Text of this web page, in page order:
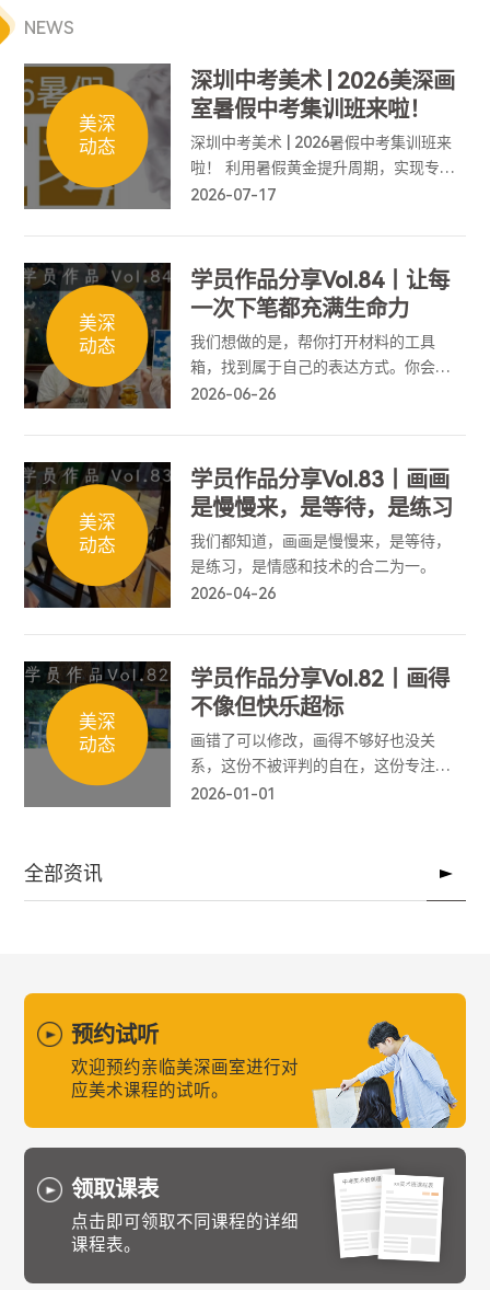
NEWS
美深
动态
深圳中考美术 | 2026美深画
室暑假中考集训班来啦！
深圳中考美术 | 2026暑假中考集训班来
啦！ 利用暑假黄金提升周期，实现专业
能力弯道超车，为中考美术筑牢基础、
2026-07-17
美深
动态
学员作品分享Vol.84丨让每
一次下笔都充满生命力
我们想做的是，帮你打开材料的工具
箱，找到属于自己的表达方式。你会懂
得如何拥抱意外，如何精准控制情绪的
2026-06-26
美深
动态
学员作品分享Vol.83丨画画
是慢慢来，是等待，是练习
我们都知道，画画是慢慢来，是等待，
是练习，是情感和技术的合二为一。
2026-04-26
美深
动态
学员作品分享Vol.82丨画得
不像但快乐超标
画错了可以修改，画得不够好也没关
系，这份不被评判的自在，这份专注于
当下的平静，就是它最珍贵的意义。
2026-01-01
全部资讯
预约试听
欢迎预约亲临美深画室进行对
应美术课程的试听。
领取课表
点击即可领取不同课程的详细
课程表。